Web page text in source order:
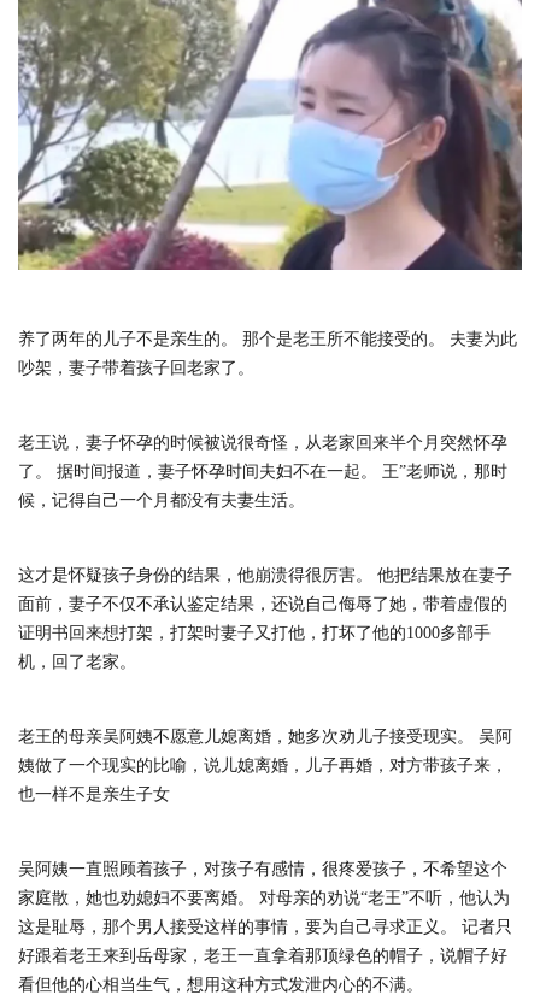
养了两年的儿子不是亲生的。 那个是老王所不能接受的。 夫妻为此
吵架，妻子带着孩子回老家了。
老王说，妻子怀孕的时候被说很奇怪，从老家回来半个月突然怀孕
了。 据时间报道，妻子怀孕时间夫妇不在一起。 王”老师说，那时
候，记得自己一个月都没有夫妻生活。
这才是怀疑孩子身份的结果，他崩溃得很厉害。 他把结果放在妻子
面前，妻子不仅不承认鉴定结果，还说自己侮辱了她，带着虚假的
证明书回来想打架，打架时妻子又打他，打坏了他的1000多部手
机，回了老家。
老王的母亲吴阿姨不愿意儿媳离婚，她多次劝儿子接受现实。 吴阿
姨做了一个现实的比喻，说儿媳离婚，儿子再婚，对方带孩子来，
也一样不是亲生子女
吴阿姨一直照顾着孩子，对孩子有感情，很疼爱孩子，不希望这个
家庭散，她也劝媳妇不要离婚。 对母亲的劝说“老王”不听，他认为
这是耻辱，那个男人接受这样的事情，要为自己寻求正义。 记者只
好跟着老王来到岳母家，老王一直拿着那顶绿色的帽子，说帽子好
看但他的心相当生气，想用这种方式发泄内心的不满。